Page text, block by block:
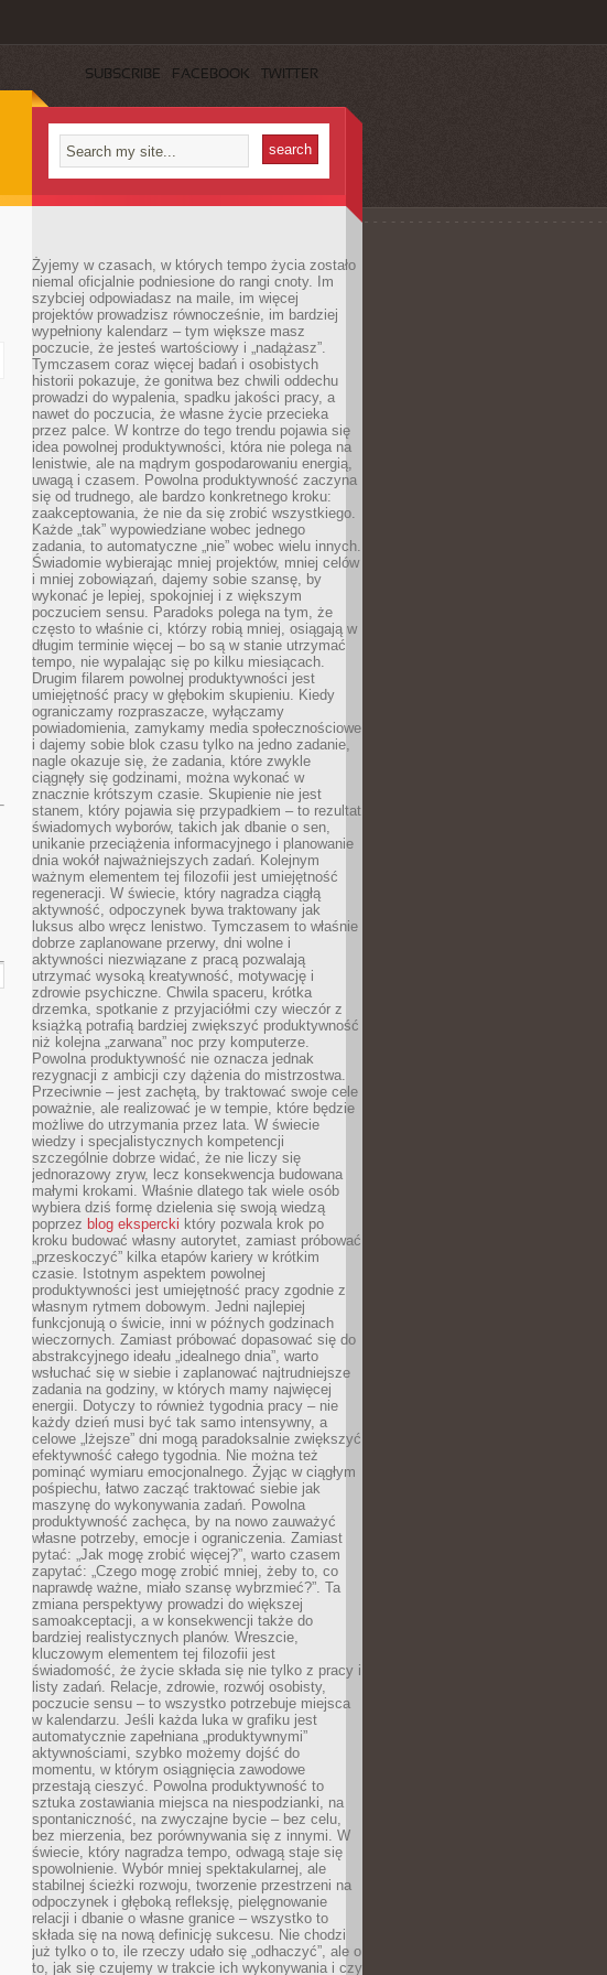
SUBSCRIBE FACEBOOK TWITTER
Żyjemy w czasach, w których tempo życia zostało
niemal oficjalnie podniesione do rangi cnoty. Im
szybciej odpowiadasz na maile, im więcej
projektów prowadzisz równocześnie, im bardziej
wypełniony kalendarz – tym większe masz
poczucie, że jesteś wartościowy i „nadążasz”.
Tymczasem coraz więcej badań i osobistych
historii pokazuje, że gonitwa bez chwili oddechu
prowadzi do wypalenia, spadku jakości pracy, a
nawet do poczucia, że własne życie przecieka
przez palce. W kontrze do tego trendu pojawia się
idea powolnej produktywności, która nie polega na
lenistwie, ale na mądrym gospodarowaniu energią,
uwagą i czasem. Powolna produktywność zaczyna
się od trudnego, ale bardzo konkretnego kroku:
zaakceptowania, że nie da się zrobić wszystkiego.
Każde „tak” wypowiedziane wobec jednego
zadania, to automatyczne „nie” wobec wielu innych.
Świadomie wybierając mniej projektów, mniej celów
i mniej zobowiązań, dajemy sobie szansę, by
wykonać je lepiej, spokojniej i z większym
poczuciem sensu. Paradoks polega na tym, że
często to właśnie ci, którzy robią mniej, osiągają w
długim terminie więcej – bo są w stanie utrzymać
tempo, nie wypalając się po kilku miesiącach.
Drugim filarem powolnej produktywności jest
umiejętność pracy w głębokim skupieniu. Kiedy
ograniczamy rozpraszacze, wyłączamy
powiadomienia, zamykamy media społecznościowe
i dajemy sobie blok czasu tylko na jedno zadanie,
nagle okazuje się, że zadania, które zwykle
ciągnęły się godzinami, można wykonać w
znacznie krótszym czasie. Skupienie nie jest
stanem, który pojawia się przypadkiem – to rezultat
świadomych wyborów, takich jak dbanie o sen,
unikanie przeciążenia informacyjnego i planowanie
dnia wokół najważniejszych zadań. Kolejnym
ważnym elementem tej filozofii jest umiejętność
regeneracji. W świecie, który nagradza ciągłą
aktywność, odpoczynek bywa traktowany jak
luksus albo wręcz lenistwo. Tymczasem to właśnie
dobrze zaplanowane przerwy, dni wolne i
aktywności niezwiązane z pracą pozwalają
utrzymać wysoką kreatywność, motywację i
zdrowie psychiczne. Chwila spaceru, krótka
drzemka, spotkanie z przyjaciółmi czy wieczór z
książką potrafią bardziej zwiększyć produktywność
niż kolejna „zarwana” noc przy komputerze.
Powolna produktywność nie oznacza jednak
rezygnacji z ambicji czy dążenia do mistrzostwa.
Przeciwnie – jest zachętą, by traktować swoje cele
poważnie, ale realizować je w tempie, które będzie
możliwe do utrzymania przez lata. W świecie
wiedzy i specjalistycznych kompetencji
szczególnie dobrze widać, że nie liczy się
jednorazowy zryw, lecz konsekwencja budowana
małymi krokami. Właśnie dlatego tak wiele osób
wybiera dziś formę dzielenia się swoją wiedzą
poprzez blog ekspercki który pozwala krok po
kroku budować własny autorytet, zamiast próbować
„przeskoczyć” kilka etapów kariery w krótkim
czasie. Istotnym aspektem powolnej
produktywności jest umiejętność pracy zgodnie z
własnym rytmem dobowym. Jedni najlepiej
funkcjonują o świcie, inni w późnych godzinach
wieczornych. Zamiast próbować dopasować się do
abstrakcyjnego ideału „idealnego dnia”, warto
wsłuchać się w siebie i zaplanować najtrudniejsze
zadania na godziny, w których mamy najwięcej
energii. Dotyczy to również tygodnia pracy – nie
każdy dzień musi być tak samo intensywny, a
celowe „lżejsze” dni mogą paradoksalnie zwiększyć
efektywność całego tygodnia. Nie można też
pominąć wymiaru emocjonalnego. Żyjąc w ciągłym
pośpiechu, łatwo zacząć traktować siebie jak
maszynę do wykonywania zadań. Powolna
produktywność zachęca, by na nowo zauważyć
własne potrzeby, emocje i ograniczenia. Zamiast
pytać: „Jak mogę zrobić więcej?”, warto czasem
zapytać: „Czego mogę zrobić mniej, żeby to, co
naprawdę ważne, miało szansę wybrzmieć?”. Ta
zmiana perspektywy prowadzi do większej
samoakceptacji, a w konsekwencji także do
bardziej realistycznych planów. Wreszcie,
kluczowym elementem tej filozofii jest
świadomość, że życie składa się nie tylko z pracy i
listy zadań. Relacje, zdrowie, rozwój osobisty,
poczucie sensu – to wszystko potrzebuje miejsca
w kalendarzu. Jeśli każda luka w grafiku jest
automatycznie zapełniana „produktywnymi”
aktywnościami, szybko możemy dojść do
momentu, w którym osiągnięcia zawodowe
przestają cieszyć. Powolna produktywność to
sztuka zostawiania miejsca na niespodzianki, na
spontaniczność, na zwyczajne bycie – bez celu,
bez mierzenia, bez porównywania się z innymi. W
świecie, który nagradza tempo, odwagą staje się
spowolnienie. Wybór mniej spektakularnej, ale
stabilnej ścieżki rozwoju, tworzenie przestrzeni na
odpoczynek i głęboką refleksję, pielęgnowanie
relacji i dbanie o własne granice – wszystko to
składa się na nową definicję sukcesu. Nie chodzi
już tylko o to, ile rzeczy udało się „odhaczyć”, ale o
to, jak się czujemy w trakcie ich wykonywania i czy